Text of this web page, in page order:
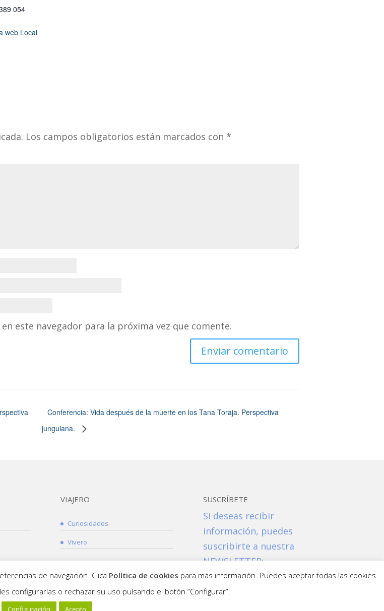
054
web Local
Los campos obligatorios están marcados con *
este navegador para la próxima vez que comente.
Conferencia: Vida después de la muerte en los Tana Toraja. Perspectiva
junguiana.
VIAJERO
Curiosidades
Vivero
SUSCRÍBETE
Si deseas recibir
información, puedes
suscribirte a nuestra
NEWSLETTER:
Suscribirme!
de navegación. Clica Política de cookies para más información. Puedes aceptar todas las cookies
configurarlas o rechazar su uso pulsando el botón “Configurar”.
Configuración Acepto